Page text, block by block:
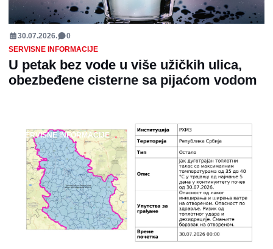
30.07.2026.
0
SERVISNE INFORMACIJE
U petak bez vode u više užičkih ulica,
obezbeđene cisterne sa pijaćom vodom
SERVISNE INFORMACIJE